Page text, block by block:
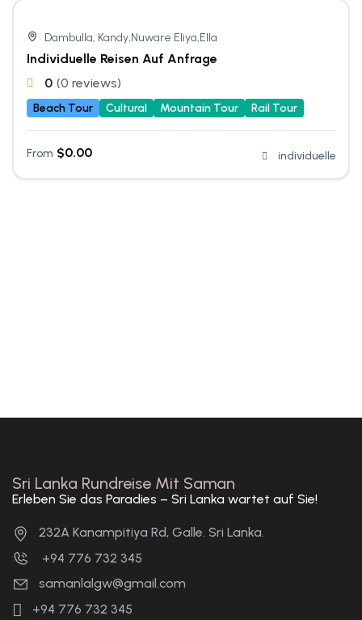
Dambulla, Kandy,Nuware Eliya,Ella
Individuelle Reisen Auf Anfrage
0 (0 reviews)
Beach Tour Cultural Mountain Tour Rail Tour
From $0.00 individuelle
Sri Lanka Rundreise Mit Saman
Erleben Sie das Paradies – Sri Lanka wartet auf Sie!
232A Kanampitiya Rd, Galle. Sri Lanka.
+94 776 732 345
samanlalgw@gmail.com
+94 776 732 345